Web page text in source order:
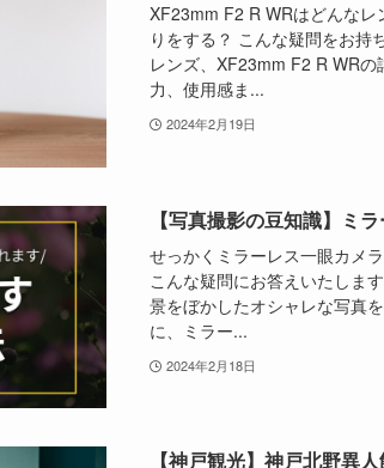
XF23mm F2 R WRはどんな
りをする？ こんな疑問をお持
レンズ、XF23mm F2 R WR
力、使用感ま...
2024年2月19日
【写真撮影の豆知識】ミ
せっかくミラーレス一眼カメ
こんな疑問にお答えいたしま
景をぼかしたオシャレな写真
に、ミラー...
2024年2月18日
【神戸観光】神戸北野異